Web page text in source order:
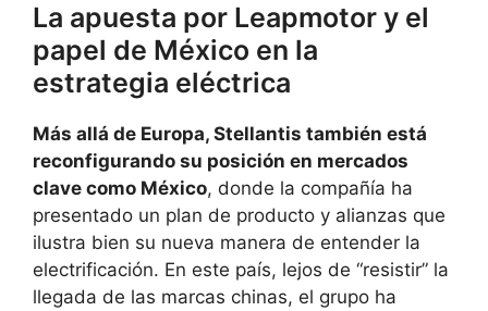
La apuesta por Leapmotor y el
papel de México en la
estrategia eléctrica
Más allá de Europa, Stellantis también está
reconfigurando su posición en mercados
clave como México, donde la compañía ha
presentado un plan de producto y alianzas que
ilustra bien su nueva manera de entender la
electrificación. En este país, lejos de “resistir” la
llegada de las marcas chinas, el grupo ha